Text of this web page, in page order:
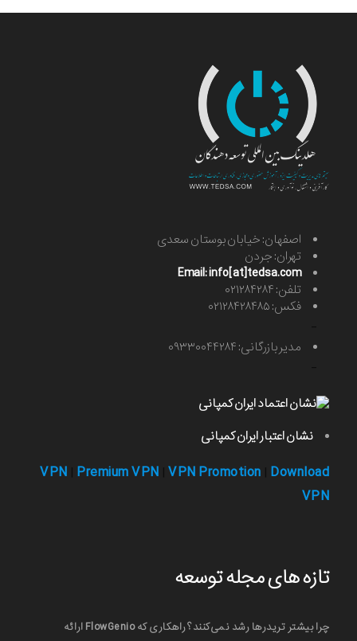
اصفهان: خیابان بوستان سعدی
تهران: جردن
Email: info[at]tedsa.com
تلفن: ۰۲۱۲۸۴۲۸۴
فکس: ۰۲۱۲۸۴۲۸۴۸۵
مدیر بازرگانی: ۰۹۳۳۰۰۴۴۲۸۴
نشان اعتبار ایران کمپانی
VPN Premium VPN VPN Promotion Download
VPN
تازه های مجله توسعه
چرا بیشتر تریدرها رشد نمی‌کنند؟ راهکاری که FlowGenio ارائه